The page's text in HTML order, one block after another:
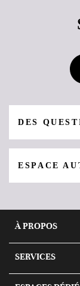
DES
ESPACE
À PROPOS
SERVICES